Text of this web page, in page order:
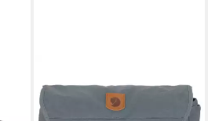
Messenger Bag Greenland,
Polyester